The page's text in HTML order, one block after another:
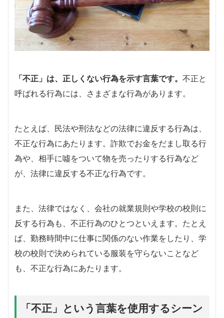
「不正」は、正しくない行為を示す言葉です。 不正と
呼ばれる行為には、さまざまな行為があります。
たとえば、民法や刑法などの法律に違反する行為は、
不正な行為にあたります。詐欺でお金をだまし取る行
為や、相手に噓をついて物を売ったりする行為など
が、法律に違反する不正な行為です。
また、法律ではなく、会社の就業規則や学校の校則に
反する行為も、不正行為のひとつといえます。たとえ
ば、勤務時間中に仕事に関係のない作業をしたり、学
校の校則で決められている服装を守らないことなど
も、不正な行為にあたります。
「不正」という言葉を使用するシーン